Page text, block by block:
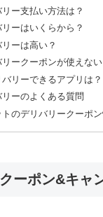
ー支払い方法は？
ーはいくらから？
ーは高い？
ークーポンが使えない
リーできるアプリは？
ーのよくある質問
トのデリバリークーポ
ーポン&キャ